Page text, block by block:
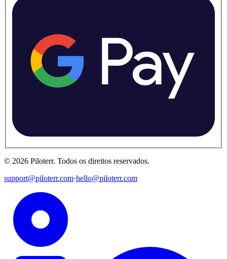
© 2026 Piloterr. Todos os direitos reservados.
support@piloterr.com·hello@piloterr.com